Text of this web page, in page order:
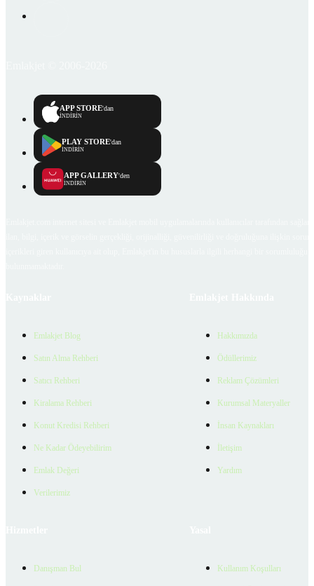
APP STORE'dan
İNDİRİN
PLAY STORE'dan
İNDİRİN
APP GALLERY'den
İNDİRİN
Emlakjet Blog
Satın Alma Rehberi
Satıcı Rehberi
Kiralama Rehberi
Konut Kredisi Rehberi
Ne Kadar Ödeyebilirim
Emlak Değeri
Verilerimiz
Hakkımızda
Ödüllerimiz
Reklam Çözümleri
Kurumsal Materyaller
İnsan Kaynakları
İletişim
Yardım
Danışman Bul Kullanım Koşulları